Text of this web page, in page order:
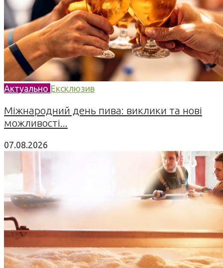
Актуально Ексклюзив
Міжнародний день пива: виклики та нові
можливості...
07.08.2026